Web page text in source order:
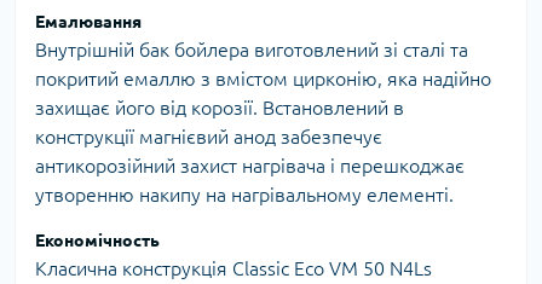
Емалювання
Внутрішній бак бойлера виготовлений зі сталі та
покритий емаллю з вмістом цирконію, яка надійно
захищає його від корозії. Встановлений в
конструкції магнієвий анод забезпечує
антикорозійний захист нагрівача і перешкоджає
утворенню накипу на нагрівальному елементі.
Економічность
Класична конструкція Classic Eco VM 50 N4Ls